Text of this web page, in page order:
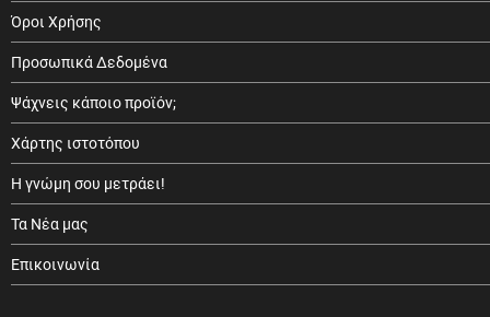
Όροι Χρήσης
Προσωπικά Δεδομένα
Ψάχνεις κάποιο προϊόν;
Χάρτης ιστοτόπου
Η γνώμη σου μετράει!
Τα Νέα μας
Επικοινωνία